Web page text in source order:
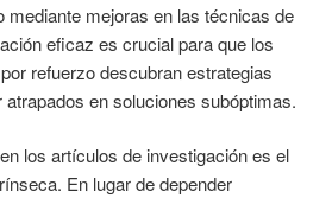
mediante mejoras en las técnicas de
eficaz es crucial para que los
refuerzo descubran estrategias
en soluciones subóptimas.
los artículos de investigación es el
En lugar de depender